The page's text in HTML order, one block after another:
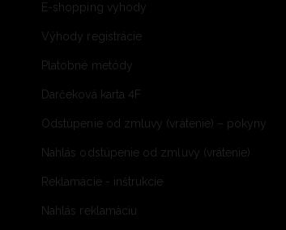
E-shopping vyhody
Výhody registrácie
Platobné metódy
Darčeková karta 4F
Odstúpenie od zmluvy (vrátenie) – pokyny
Nahlás odstúpenie od zmluvy (vrátenie)
Reklamácie - inštrukcie
Nahlás reklamáciu